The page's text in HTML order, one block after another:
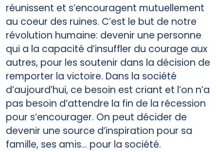
réunissent et s’encouragent mutuellement
au coeur des ruines. C’est le but de notre
révolution humaine: devenir une personne
qui a la capacité d’insuffler du courage aux
autres, pour les soutenir dans la décision de
remporter la victoire. Dans la société
d’aujourd’hui, ce besoin est criant et l’on n’a
pas besoin d’attendre la fin de la récession
pour s’encourager. On peut décider de
devenir une source d’inspiration pour sa
famille, ses amis... pour la société.